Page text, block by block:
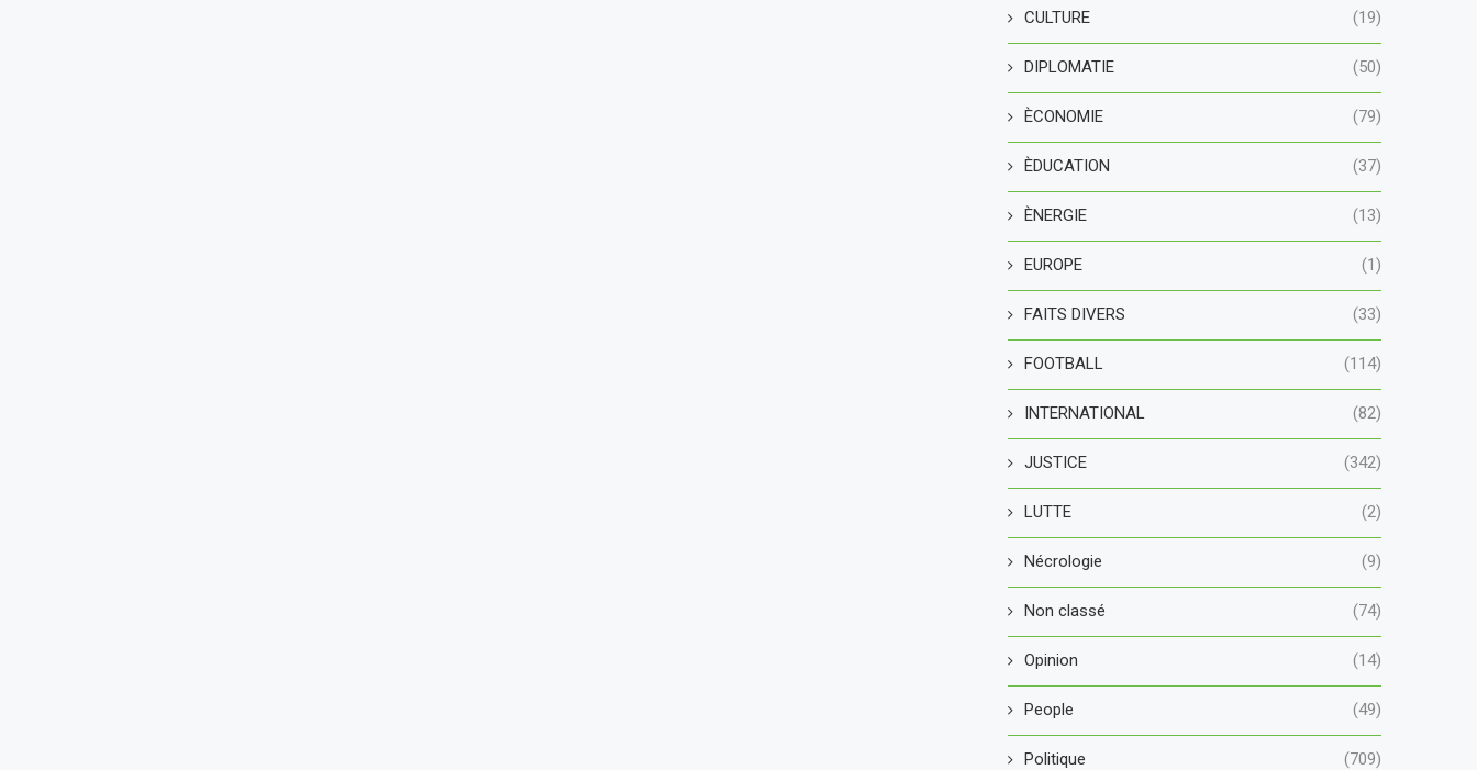
CULTURE (19)
DIPLOMATIE (50)
ÈCONOMIE (79)
ÈDUCATION (37)
ÈNERGIE (13)
EUROPE (1)
FAITS DIVERS (33)
FOOTBALL (114)
INTERNATIONAL (82)
JUSTICE (342)
LUTTE (2)
Nécrologie (9)
Non classé (74)
Opinion (14)
People (49)
Politique (709)